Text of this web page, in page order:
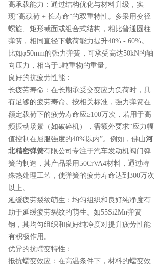
高承载能力：通过结构优化与材料升级，实
现“高载荷 + 长寿命”的双重特性。多采用变径
螺旋、矩形截面或组合式结构，相比普通圆柱
弹簧，相同直径下载荷能力提升40% - 60%。
比如φ50mm的强力弹簧，可承受高达50kN的轴
向压力，相当于5吨重物的重量。
良好的抗疲劳性能：
长疲劳寿命：在长期承受交变应力负荷时，具
有足够的疲劳寿命。按相关标准，强力弹簧在
额定载荷下的疲劳寿命应≥100万次，若用于高
频振动场景（如破碎机），需额外要求“应力幅
值控制在屈服强度的40%以内”。例如，佛山河
北精密弹簧有限公司专注于汽车发动机阀门弹
簧的制造，其产品采用50CrVA4材料，通过特
殊热处理工艺，使弹簧的疲劳寿命达到300万次
以上。
延缓疲劳裂纹萌生：均匀组织和良好纯净度有
助于延缓疲劳裂纹的萌生。如55Si2Mn弹簧
钢，其均匀组织和良好纯净度对提升疲劳性能
有积极作用。
优异的抗蠕变特性：
抵抗蠕变效应：在高温条件下，材料的蠕变效